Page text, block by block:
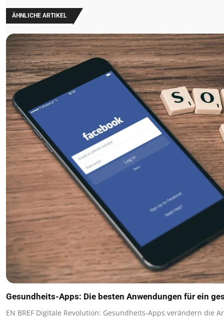
ÄHNLICHE ARTIKEL
Gesundheits-Apps: Die besten Anwendungen für ein
EN BREF Digitale Revolution: Gesundheits-Apps verändern die